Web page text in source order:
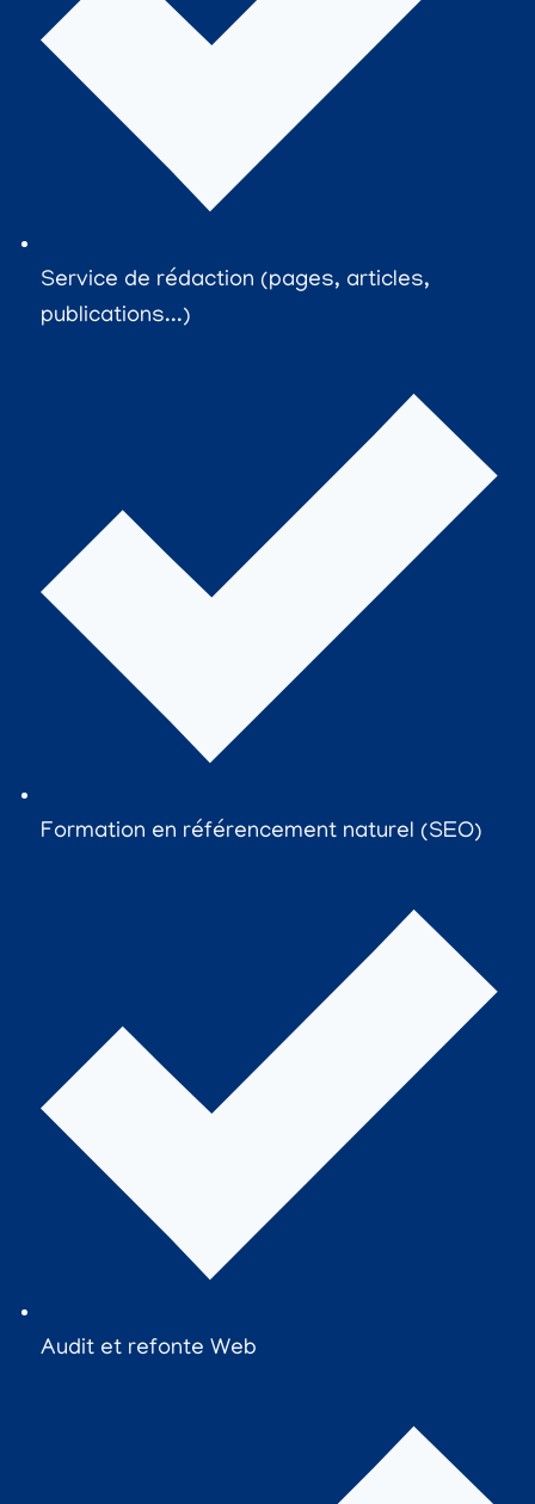
Service de rédaction (pages, articles,
publications...)
Formation en référencement naturel (SEO)
Audit et refonte Web